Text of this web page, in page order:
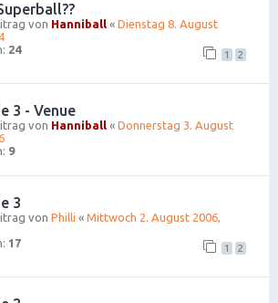
von Hanniball « Dienstag 8. August
24 1 2
3 - Venue
von Hanniball « Donnerstag 3. August
9
3
von Philli « Mittwoch 2. August 2006,
17 1 2